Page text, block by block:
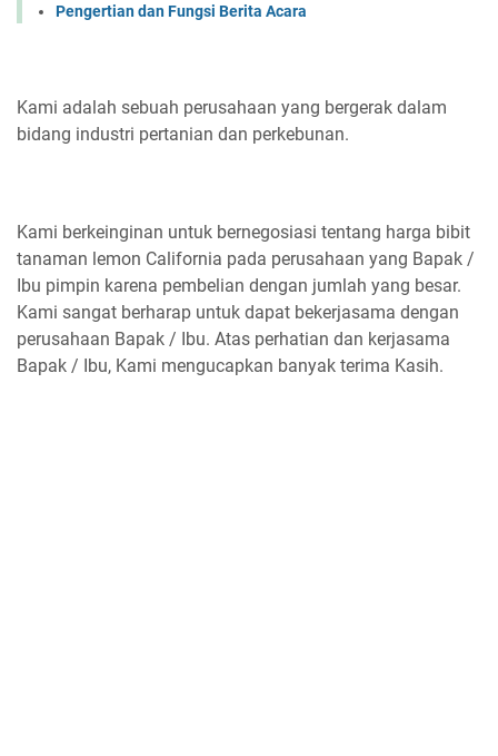
Pengertian dan Fungsi Berita Acara
Kami adalah sebuah perusahaan yang bergerak dalam
bidang industri pertanian dan perkebunan.
Kami berkeinginan untuk bernegosiasi tentang harga bibit
tanaman lemon California pada perusahaan yang Bapak /
Ibu pimpin karena pembelian dengan jumlah yang besar.
Kami sangat berharap untuk dapat bekerjasama dengan
perusahaan Bapak / Ibu. Atas perhatian dan kerjasama
Bapak / Ibu, Kami mengucapkan banyak terima Kasih.